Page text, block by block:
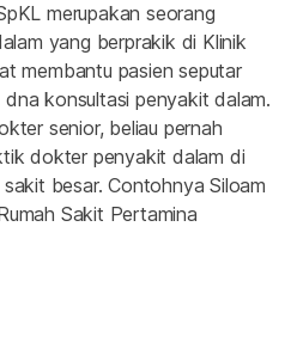
merupakan seorang
yang berprakik di Klinik
membantu pasien seputar
konsultasi penyakit dalam.
senior, beliau pernah
dokter penyakit dalam di
besar. Contohnya Siloam
Sakit Pertamina